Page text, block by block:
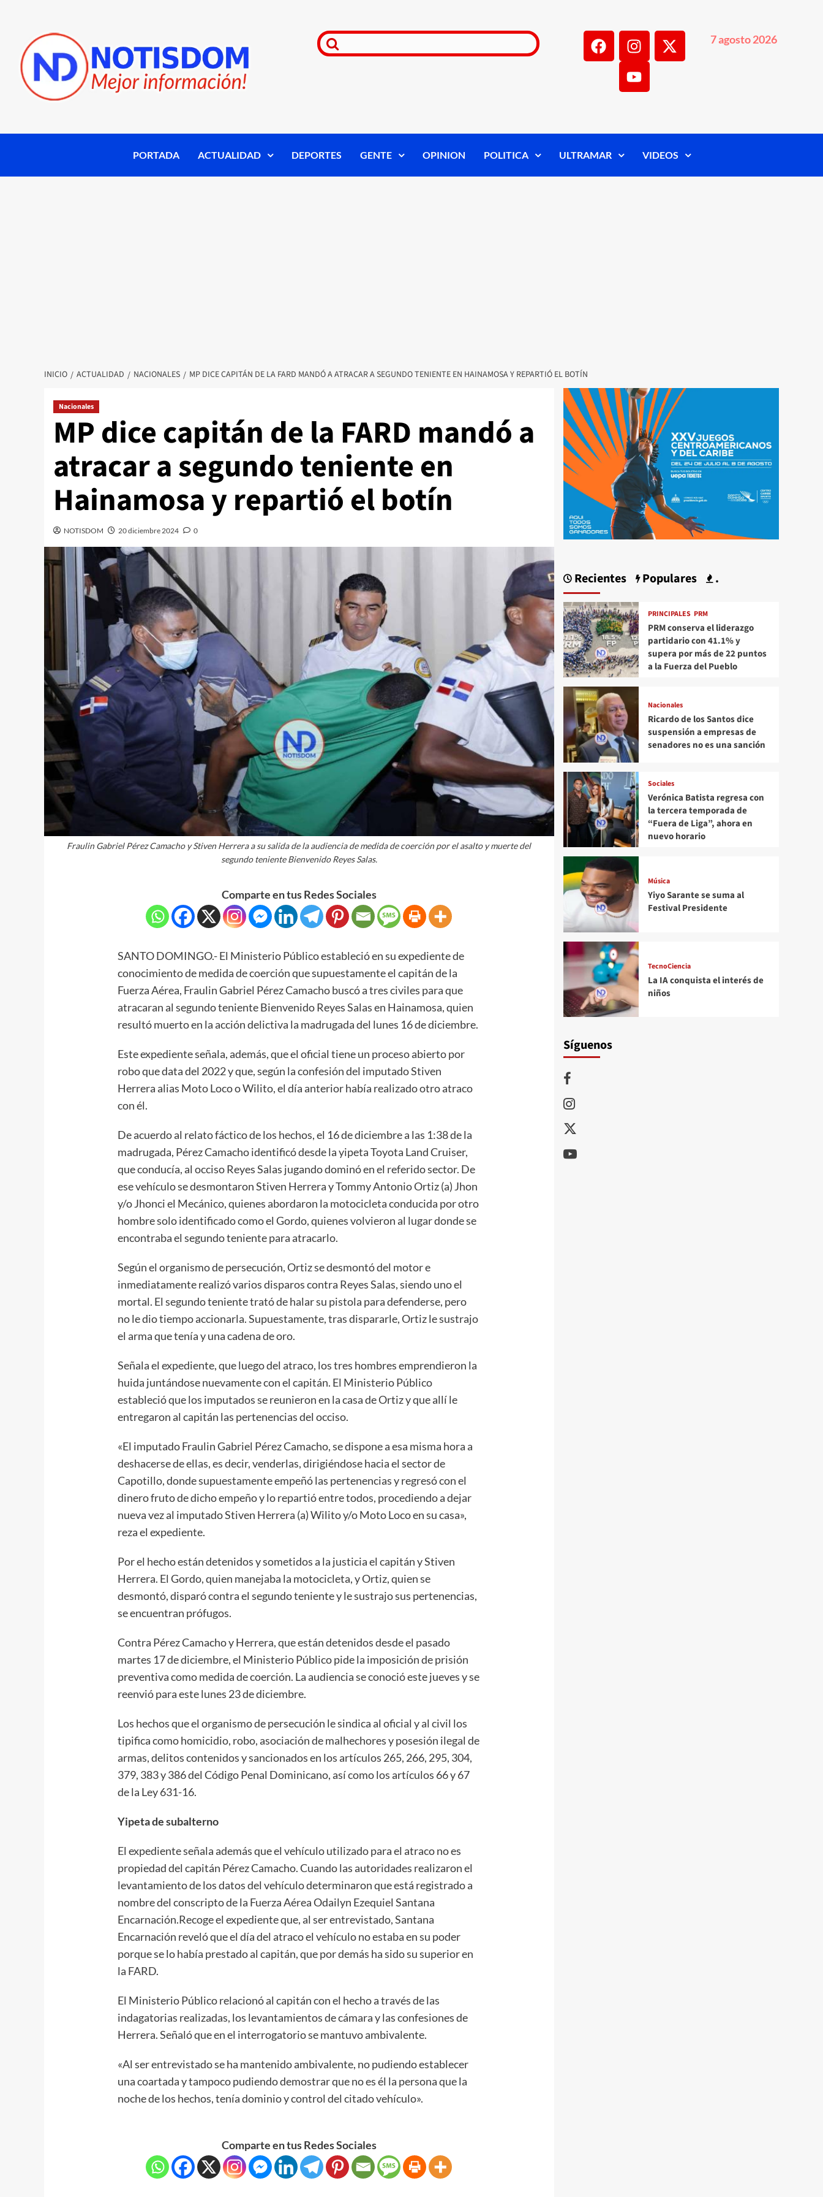
7 agosto 2026
PORTADA ACTUALIDAD DEPORTES GENTE OPINION POLITICA ULTRAMAR VIDEOS
INICIO ACTUALIDAD NACIONALES MP DICE CAPITÁN DE LA FARD MANDÓ A ATRACAR A SEGUNDO TENIENTE EN HAINAMOSA Y REPARTIÓ EL BOTÍN
Nacionales
MP dice capitán de la FARD mandó a
atracar a segundo teniente en
Hainamosa y repartió el botín
NOTISDOM 20 diciembre 2024 0
Fraulin Gabriel Pérez Camacho y Stiven Herrera a su salida de la audiencia de medida de coerción por el asalto y muerte del
segundo teniente Bienvenido Reyes Salas.
Comparte en tus Redes Sociales
SANTO DOMINGO.- El Ministerio Público estableció en su expediente de
conocimiento de medida de coerción que supuestamente el capitán de la
Fuerza Aérea, Fraulin Gabriel Pérez Camacho buscó a tres civiles para que
atracaran al segundo teniente Bienvenido Reyes Salas en Hainamosa, quien
resultó muerto en la acción delictiva la madrugada del lunes 16 de diciembre.
Este expediente señala, además, que el oficial tiene un proceso abierto por
robo que data del 2022 y que, según la confesión del imputado Stiven
Herrera alias Moto Loco o Wilito, el día anterior había realizado otro atraco
con él.
De acuerdo al relato fáctico de los hechos, el 16 de diciembre a las 1:38 de la
madrugada, Pérez Camacho identificó desde la yipeta Toyota Land Cruiser,
que conducía, al occiso Reyes Salas jugando dominó en el referido sector. De
ese vehículo se desmontaron Stiven Herrera y Tommy Antonio Ortiz (a) Jhon
y/o Jhonci el Mecánico, quienes abordaron la motocicleta conducida por otro
hombre solo identificado como el Gordo, quienes volvieron al lugar donde se
encontraba el segundo teniente para atracarlo.
Según el organismo de persecución, Ortiz se desmontó del motor e
inmediatamente realizó varios disparos contra Reyes Salas, siendo uno el
mortal. El segundo teniente trató de halar su pistola para defenderse, pero
no le dio tiempo accionarla. Supuestamente, tras dispararle, Ortiz le sustrajo
el arma que tenía y una cadena de oro.
Señala el expediente, que luego del atraco, los tres hombres emprendieron la
huida juntándose nuevamente con el capitán. El Ministerio Público
estableció que los imputados se reunieron en la casa de Ortiz y que allí le
entregaron al capitán las pertenencias del occiso.
«El imputado Fraulin Gabriel Pérez Camacho, se dispone a esa misma hora a
deshacerse de ellas, es decir, venderlas, dirigiéndose hacia el sector de
Capotillo, donde supuestamente empeñó las pertenencias y regresó con el
dinero fruto de dicho empeño y lo repartió entre todos, procediendo a dejar
nueva vez al imputado Stiven Herrera (a) Wilito y/o Moto Loco en su casa»,
reza el expediente.
Por el hecho están detenidos y sometidos a la justicia el capitán y Stiven
Herrera. El Gordo, quien manejaba la motocicleta, y Ortiz, quien se
desmontó, disparó contra el segundo teniente y le sustrajo sus pertenencias,
se encuentran prófugos.
Contra Pérez Camacho y Herrera, que están detenidos desde el pasado
martes 17 de diciembre, el Ministerio Público pide la imposición de prisión
preventiva como medida de coerción. La audiencia se conoció este jueves y se
reenvió para este lunes 23 de diciembre.
Los hechos que el organismo de persecución le sindica al oficial y al civil los
tipifica como homicidio, robo, asociación de malhechores y posesión ilegal de
armas, delitos contenidos y sancionados en los artículos 265, 266, 295, 304,
379, 383 y 386 del Código Penal Dominicano, así como los artículos 66 y 67
de la Ley 631-16.
Yipeta de subalterno
El expediente señala además que el vehículo utilizado para el atraco no es
propiedad del capitán Pérez Camacho. Cuando las autoridades realizaron el
levantamiento de los datos del vehículo determinaron que está registrado a
nombre del conscripto de la Fuerza Aérea Odailyn Ezequiel Santana
Encarnación.Recoge el expediente que, al ser entrevistado, Santana
Encarnación reveló que el día del atraco el vehículo no estaba en su poder
porque se lo había prestado al capitán, que por demás ha sido su superior en
la FARD.
El Ministerio Público relacionó al capitán con el hecho a través de las
indagatorias realizadas, los levantamientos de cámara y las confesiones de
Herrera. Señaló que en el interrogatorio se mantuvo ambivalente.
«Al ser entrevistado se ha mantenido ambivalente, no pudiendo establecer
una coartada y tampoco pudiendo demostrar que no es él la persona que la
noche de los hechos, tenía dominio y control del citado vehículo».
Comparte en tus Redes Sociales
Recientes Populares .
PRINCIPALES PRM
PRM conserva el liderazgo
partidario con 41.1% y
supera por más de 22 puntos
a la Fuerza del Pueblo
Nacionales
Ricardo de los Santos dice
suspensión a empresas de
senadores no es una sanción
Sociales
Verónica Batista regresa con
la tercera temporada de
“Fuera de Liga”, ahora en
nuevo horario
Música
Yiyo Sarante se suma al
Festival Presidente
TecnoCiencia
La IA conquista el interés de
niños
Síguenos